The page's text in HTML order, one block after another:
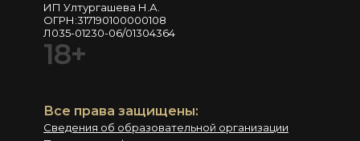
Все права защищены:
Сведения об образовательной организации
ИП Ултургашева Н.А.
ОГРН:317190100000108
Л035-01230-06/01304364
18+